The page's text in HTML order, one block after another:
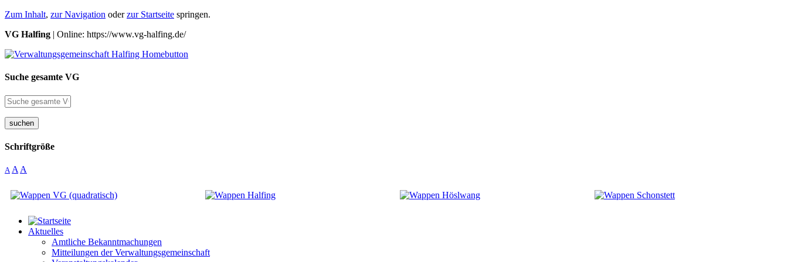
Zum Inhalt, zur Navigation oderzur Startseite springen.
VG Halfing | Online: https://www.vg-halfing.de/
Suche gesamte VG
suchen
Schriftgröße
A A A
Aktuelles
Amtliche Bekanntmachungen
Mitteilungen der Verwaltungsgemeinschaft